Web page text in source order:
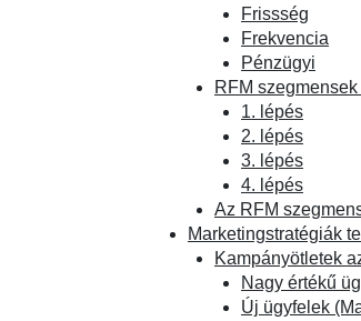
Frissség
Frekvencia
Pénzügyi
RFM
1. lépés
2. lépés
3. lépés
4. lépés
Az RFM
Marketingstratégiák
Kampányötletek
Nagy értékű
Új ügyfelek